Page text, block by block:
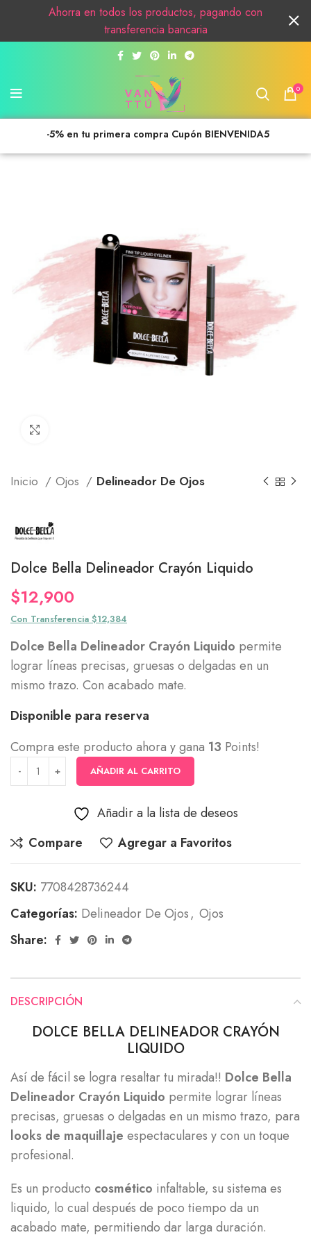
0
-5% en tu primera compra Cupón BIENVENIDA5
Inicio Ojos Delineador De Ojos
Dolce Bella Delineador Crayón Liquido
$12,900
Con Transferencia $12,384
Dolce Bella Delineador Crayón Liquido permite
lograr líneas precisas, gruesas o delgadas en un
mismo trazo. Con acabado mate.
Disponible para reserva
Compra este producto ahora y gana 13 Points!
AÑADIR AL CARRITO
Añadir a la lista de deseos
Compare
Agregar a Favoritos
SKU: 7708428736244
Categorías: Delineador De Ojos, Ojos
Share:
DESCRIPCIÓN
DOLCE BELLA DELINEADOR CRAYÓN
LIQUIDO
Así de fácil se logra resaltar tu mirada!! Dolce Bella
Delineador Crayón Liquido permite lograr líneas
precisas, gruesas o delgadas en un mismo trazo, para
looks de maquillaje espectaculares y con un toque
profesional.
Es un producto cosmético infaltable, su sistema es
liquido, lo cual después de poco tiempo da un
acabado mate, permitiendo dar larga duración.
Ahorra en todos los productos, pagando con
transferencia bancaria